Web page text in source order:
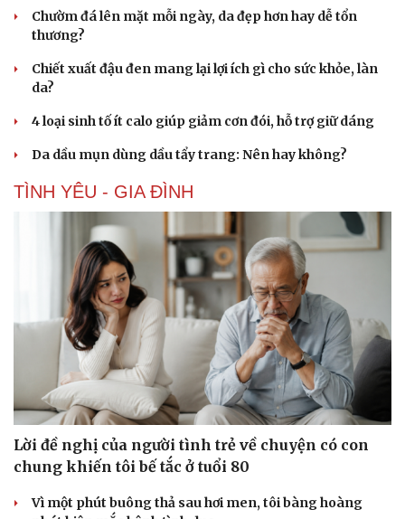
Âm nhạc
Di sản
Sao Việt
Chườm đá lên mặt mỗi ngày, da đẹp hơn hay dễ tổn
thương?
Chiết xuất đậu đen mang lại lợi ích gì cho sức khỏe, làn
da?
4 loại sinh tố ít calo giúp giảm cơn đói, hỗ trợ giữ dáng
Da dầu mụn dùng dầu tẩy trang: Nên hay không?
TÌNH YÊU - GIA ĐÌNH
Lời đề nghị của người tình trẻ về chuyện có con
chung khiến tôi bế tắc ở tuổi 80
Vì một phút buông thả sau hơi men, tôi bàng hoàng